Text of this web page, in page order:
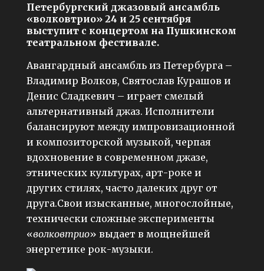
Петербургский джазовый ансамбль
«волковтрио» 24 и 25 сентября
выступит с концертом на Пушкинском
театральном фестивале.
Авангардный ансамбль из Петербурга –
Владимир Волков, Святослав Курашов и
Денис Сладкевич – играет смелый
альтернативный джаз. Исполнители
балансируют между импровизационной
и композиторской музыкой, черпая
вдохновение в современном джазе,
этнических культурах, арт-роке и
других стилях, часто далеких друг от
друга.Свои изысканные, многослойные,
технически сложные эксперименты
«волковтрио» выдает в мощнейшей
энергетике рок-музыки.